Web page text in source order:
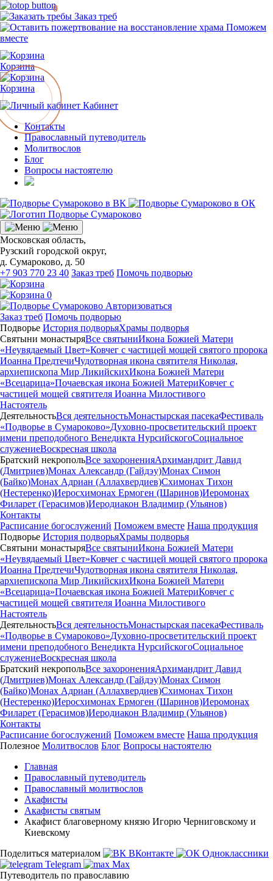
Заказ треб
Поможем
вместе
Корзина
Корзина
0
Кабинет
Контакты
Православный путеводитель
Молитвослов
Блог
Вопросы настоятелю
Московская область,
Рузский городской округ,
д. Сумароково, д. 50
+7 903 770 23 40 Заказ треб Помочь подворью
0
Авторизоваться
Заказ треб Помочь подворью
Подворье История подворьяХрамы подворья
Святыни монастыряВсе святыниИкона Божией Матери
«Неувядаемый Цвет»Ковчег с частицей мощей святого пророка
Иоанна ПредтечиЧудотворная икона святителя Николая,
архиепископа Мир ЛикийскихИкона Божией Матери
«Всецарица»Почаевская икона Божией МатериКовчег с
частицей мощей святителя Иоанна Милостивого
Настоятель
ДеятельностьВся деятельностьМонастырская пасекаФестиваль
«Подворье в Сумароково»Духовно-просветительский проект
имени преподобного Венедикта НурсийскогоСоциальное
служениеВоскресная школа
Братский некропольВсе захороненияАрхимандрит Давид
(Дмитриев)Монах Александр (Гайдэу)Монах Симон
(Байко)Монах Адриан (Аллахвердиев)Схимонах Тихон
(Нестеренко)Иеросхимонах Ермоген (Шаринов)Иеромонах
Филарет (Герасимов)Иеродиакон Владимир (Ульянов)
Контакты
Расписание богослужений Поможем вместе Наша продукция
Подворье История подворьяХрамы подворья
Святыни монастыряВсе святыниИкона Божией Матери
«Неувядаемый Цвет»Ковчег с частицей мощей святого пророка
Иоанна ПредтечиЧудотворная икона святителя Николая,
архиепископа Мир ЛикийскихИкона Божией Матери
«Всецарица»Почаевская икона Божией МатериКовчег с
частицей мощей святителя Иоанна Милостивого
Настоятель
ДеятельностьВся деятельностьМонастырская пасекаФестиваль
«Подворье в Сумароково»Духовно-просветительский проект
имени преподобного Венедикта НурсийскогоСоциальное
служениеВоскресная школа
Братский некропольВсе захороненияАрхимандрит Давид
(Дмитриев)Монах Александр (Гайдэу)Монах Симон
(Байко)Монах Адриан (Аллахвердиев)Схимонах Тихон
(Нестеренко)Иеросхимонах Ермоген (Шаринов)Иеромонах
Филарет (Герасимов)Иеродиакон Владимир (Ульянов)
Контакты
Расписание богослужений Поможем вместе Наша продукция
Полезное Молитвослов Блог Вопросы настоятелю
Главная
Православный путеводитель
Православный молитвослов
Акафисты
Акафисты святым
Акафист благоверному князю Игорю Черниговскому и
Киевскому
Поделиться материалом
ВКонтакте
Одноклассники
Telegram
Max
Путеводитель по православию